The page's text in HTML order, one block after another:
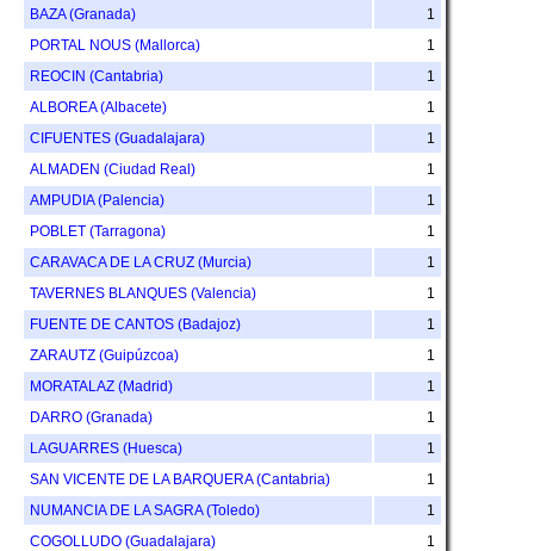
BAZA (Granada)
1
PORTAL NOUS (Mallorca)
1
REOCIN (Cantabria)
1
ALBOREA (Albacete)
1
CIFUENTES (Guadalajara)
1
ALMADEN (Ciudad Real)
1
AMPUDIA (Palencia)
1
POBLET (Tarragona)
1
CARAVACA DE LA CRUZ (Murcia)
1
TAVERNES BLANQUES (Valencia)
1
FUENTE DE CANTOS (Badajoz)
1
ZARAUTZ (Guipúzcoa)
1
MORATALAZ (Madrid)
1
DARRO (Granada)
1
LAGUARRES (Huesca)
1
SAN VICENTE DE LA BARQUERA (Cantabria)
1
NUMANCIA DE LA SAGRA (Toledo)
1
COGOLLUDO (Guadalajara)
1